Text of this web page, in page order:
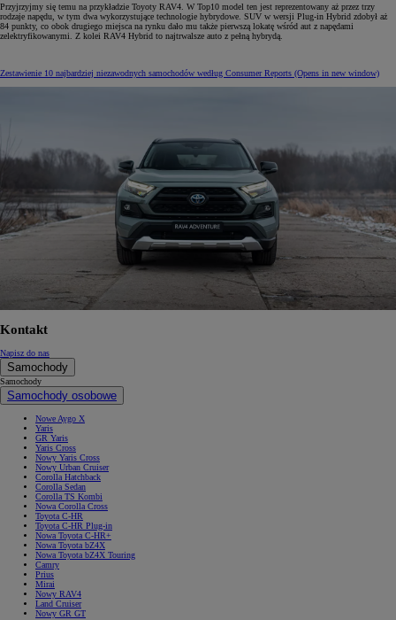
Przyjrzyjmy się temu na przykładzie Toyoty RAV4. W Top10 model ten jest reprezentowany aż przez trzy
rodzaje napędu, w tym dwa wykorzystujące technologie hybrydowe. SUV w wersji Plug-in Hybrid zdobył aż
84 punkty, co obok drugiego miejsca na rynku dało mu także pierwszą lokatę wśród aut z napędami
zelektryfikowanymi. Z kolei RAV4 Hybrid to najtrwalsze auto z pełną hybrydą.
Zestawienie 10 najbardziej niezawodnych samochodów według Consumer Reports (Opens in new window)
Kontakt
Napisz do nas
Samochody
Samochody
Samochody osobowe
Nowe Aygo X
Yaris
GR Yaris
Yaris Cross
Nowy Yaris Cross
Nowy Urban Cruiser
Corolla Hatchback
Corolla Sedan
Corolla TS Kombi
Nowa Corolla Cross
Toyota C-HR
Toyota C-HR Plug-in
Nowa Toyota C-HR+
Nowa Toyota bZ4X
Nowa Toyota bZ4X Touring
Camry
Prius
Mirai
Nowy RAV4
Land Cruiser
Nowy GR GT